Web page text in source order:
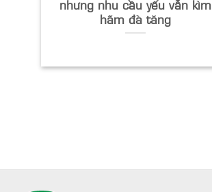
nhưng nhu cầu yếu vẫn kìm
hãm đà tăng